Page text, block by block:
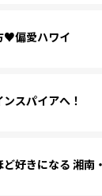
♥偏愛ハワイ
スパイアへ！
好きになる 湘南